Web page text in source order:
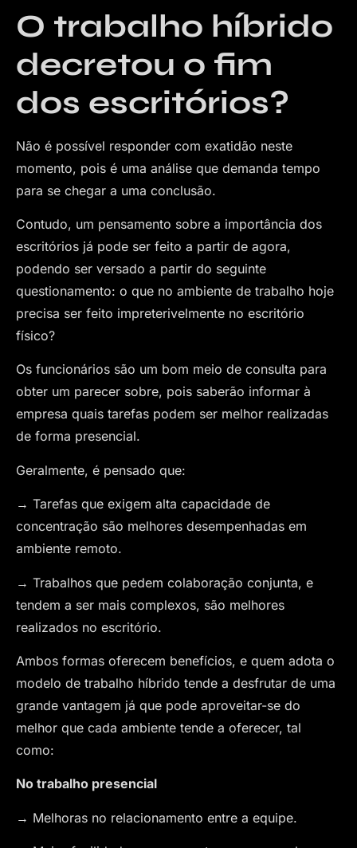
O trabalho híbrido
decretou o fim
dos escritórios?
Não é possível responder com exatidão neste
momento, pois é uma análise que demanda tempo
para se chegar a uma conclusão.
Contudo, um pensamento sobre a importância dos
escritórios já pode ser feito a partir de agora,
podendo ser versado a partir do seguinte
questionamento: o que no ambiente de trabalho hoje
precisa ser feito impreterivelmente no escritório
físico?
Os funcionários são um bom meio de consulta para
obter um parecer sobre, pois saberão informar à
empresa quais tarefas podem ser melhor realizadas
de forma presencial.
Geralmente, é pensado que:
→ Tarefas que exigem alta capacidade de
concentração são melhores desempenhadas em
ambiente remoto.
→ Trabalhos que pedem colaboração conjunta, e
tendem a ser mais complexos, são melhores
realizados no escritório.
Ambos formas oferecem benefícios, e quem adota o
modelo de trabalho híbrido tende a desfrutar de uma
grande vantagem já que pode aproveitar-se do
melhor que cada ambiente tende a oferecer, tal
como:
No trabalho presencial
→ Melhoras no relacionamento entre a equipe.